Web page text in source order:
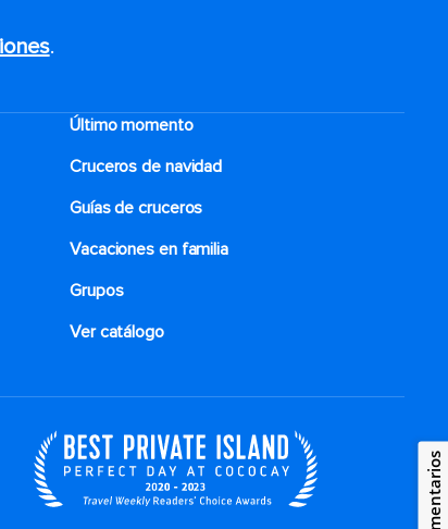
My Royal Cruise o Royal App
DESCARGO DE RESPONSABILIDADES
provocar mareos en algunas personas. Si eres
propenso a marearte o tienes alguna
prudentemente si Royal Railway es adecuado
para ti. Si tienes alguna pregunta, comunícate
con el personal de Royal Railway antes de tu
hora de embarque en Hero Station.
.
Último momento
Cruceros de navidad
Guías de cruceros
Vacaciones en familia
Grupos
Ver catálogo
Comentarios